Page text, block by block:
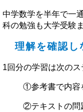
中学数学を半年で一
科の勉強も大学受験
理解を確認し
1回分の学習は次のス
①参考書で内容
②テキストの問